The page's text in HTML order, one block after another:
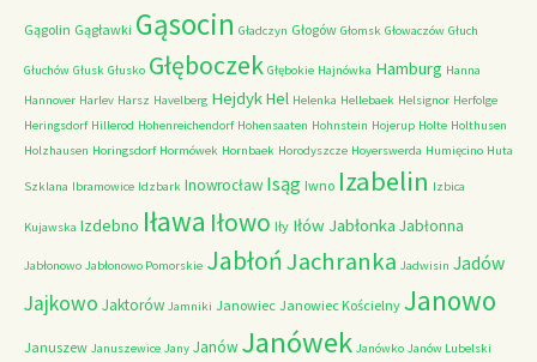
Gągolin Gągławki Gąsocin Gładczyn Głogów Głomsk Głowaczów Głuch
Głuchów Głusk Głusko Głęboczek Głębokie Hajnówka Hamburg Hanna
Hannover Harlev Harsz Havelberg HejdykHel Helenka Hellebaek Helsignor Herfolge
Heringsdorf Hillerod Hohenreichendorf Hohensaaten Hohnstein Hojerup Holte Holthusen
Holzhausen Horingsdorf Hormówek Hornbaek Horodyszcze Hoyerswerda Humięcino Huta
Szklana Ibramowice Idzbark Inowrocław Isąg Iwno Izabelin Izbica
Kujawska Izdebno Iława Iłowo Iły Iłów Jabłonka Jabłonna
Jabłonowo Jabłonowo Pomorskie JabłońJachranka Jadwisin Jadów
Jajkowo Jaktorów Jamniki Janowiec Janowiec Kościelny Janowo
Januszew Januszewice Jany Janów Janówek Janówko Janów Lubelski